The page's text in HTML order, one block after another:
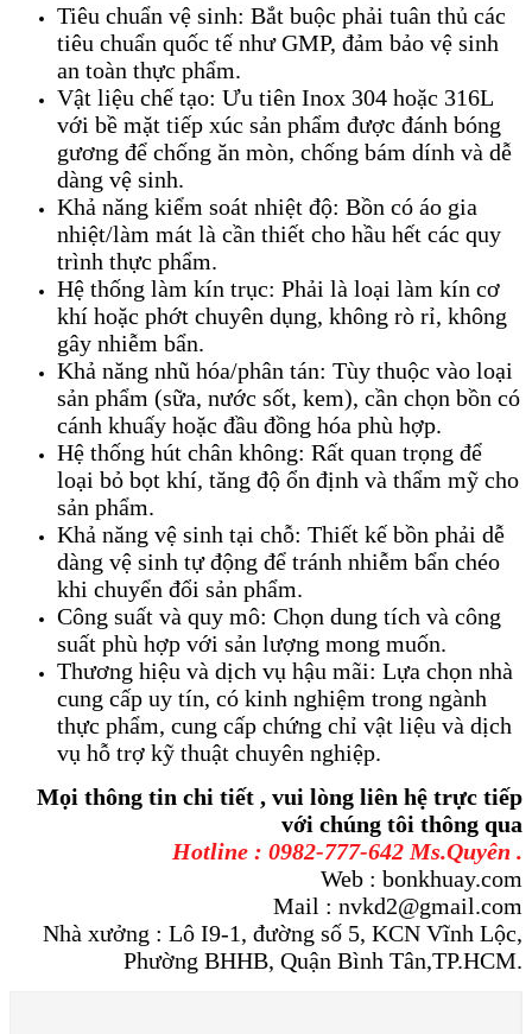
Tiêu chuẩn vệ sinh: Bắt buộc phải tuân thủ các
tiêu chuẩn quốc tế như GMP, đảm bảo vệ sinh
an toàn thực phẩm.
Vật liệu chế tạo: Ưu tiên Inox 304 hoặc 316L
với bề mặt tiếp xúc sản phẩm được đánh bóng
gương để chống ăn mòn, chống bám dính và dễ
dàng vệ sinh.
Khả năng kiểm soát nhiệt độ: Bồn có áo gia
nhiệt/làm mát là cần thiết cho hầu hết các quy
trình thực phẩm.
Hệ thống làm kín trục: Phải là loại làm kín cơ
khí hoặc phớt chuyên dụng, không rò rỉ, không
gây nhiễm bẩn.
Khả năng nhũ hóa/phân tán: Tùy thuộc vào loại
sản phẩm (sữa, nước sốt, kem), cần chọn bồn có
cánh khuấy hoặc đầu đồng hóa phù hợp.
Hệ thống hút chân không: Rất quan trọng để
loại bỏ bọt khí, tăng độ ổn định và thẩm mỹ cho
sản phẩm.
Khả năng vệ sinh tại chỗ: Thiết kế bồn phải dễ
dàng vệ sinh tự động để tránh nhiễm bẩn chéo
khi chuyển đổi sản phẩm.
Công suất và quy mô: Chọn dung tích và công
suất phù hợp với sản lượng mong muốn.
Thương hiệu và dịch vụ hậu mãi: Lựa chọn nhà
cung cấp uy tín, có kinh nghiệm trong ngành
thực phẩm, cung cấp chứng chỉ vật liệu và dịch
vụ hỗ trợ kỹ thuật chuyên nghiệp.
Mọi thông tin chi tiết , vui lòng liên hệ trực tiếp
với chúng tôi thông qua
Hotline : 0982-777-642 Ms.Quyên .
Web : bonkhuay.com
Mail : nvkd2@gmail.com
Nhà xưởng : Lô I9-1, đường số 5, KCN Vĩnh Lộc,
Phường BHHB, Quận Bình Tân,TP.HCM.